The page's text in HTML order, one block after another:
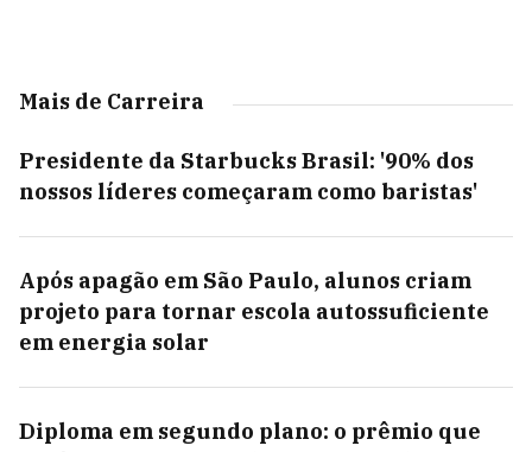
Mais de Carreira
Presidente da Starbucks Brasil: '90% dos
nossos líderes começaram como baristas'
Após apagão em São Paulo, alunos criam
projeto para tornar escola autossuficiente
em energia solar
Diploma em segundo plano: o prêmio que